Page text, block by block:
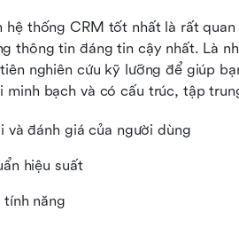
hệ thống CRM tốt nhất là rất
thông tin đáng tin cậy nhất. Là
nghiên cứu kỹ lưỡng để giúp
minh bạch và có cấu trúc, tập
và đánh giá của người dùng
hiệu suất
tính năng